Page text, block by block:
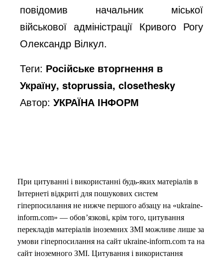
повідомив начальник міської
військової адміністрації Кривого Рогу
Олександр Вілкул.
Теги: Російське вторгнення в
Україну, stoprussia, closethesky
Автор:УКРАЇНА ІНФОРМ
При цитуванні і використанні будь-яких матеріалів в
Інтернеті відкриті для пошукових систем
гіперпосилання не нижче першого абзацу на «ukraine-
inform.com» — обов’язкові, крім того, цитування
перекладів матеріалів іноземних ЗМІ можливе лише за
умови гіперпосилання на сайт ukraine-inform.com та на
сайт іноземного ЗМІ. Цитування і використання